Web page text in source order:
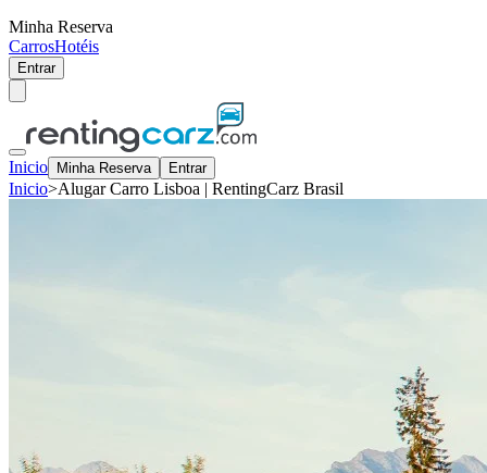
Minha Reserva
CarrosHotéis
Entrar
Inicio Minha Reserva Entrar
Inicio>Alugar Carro Lisboa | RentingCarz Brasil